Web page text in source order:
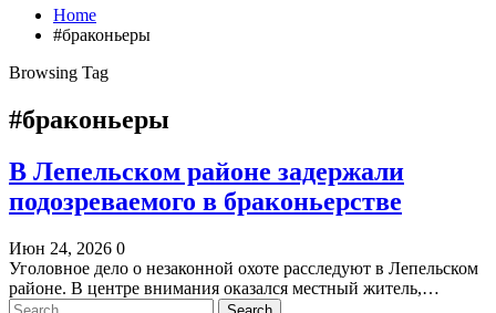
Home
#браконьеры
Browsing Tag
#браконьеры
В Лепельском районе задержали
подозреваемого в браконьерстве
Июн 24, 2026 0
Уголовное дело о незаконной охоте расследуют в Лепельском
районе. В центре внимания оказался местный житель,…